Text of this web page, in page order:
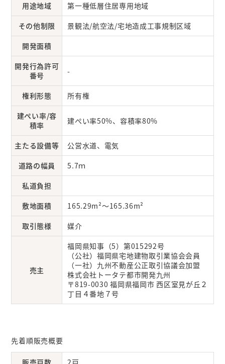
用途地域
第一種低層住居専用地域
その他制限
景観法/航空法/宅地造成工事規制区域
開発面積
開発行為許可
番号
-
権利形態
所有権
建ぺい率/容
積率
建ぺい率50%、容積率80%
主たる設備等
公営水道、電気
道路の幅員
5.7ｍ
私道負担
敷地面積
165.29m²～165.36m²
取引態様
媒介
売主
福岡県知事（5）第015292号
（公社）福岡県宅地建物取引業協会会員
（一社）九州不動産公正取引協議会加盟
株式会社トータテ都市開発九州
〒819-0030 福岡県福岡市 西区室見が丘２
丁目４番地７号
先着順販売概要